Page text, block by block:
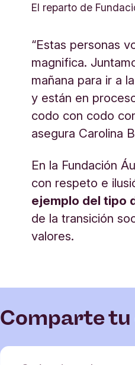
El reparto de
“Estas personas
magnifica.
mañana para ir a
y están en
codo con codo
asegura Carolina
En la Fundación
con respeto e
ejemplo del tipo
de la transición
valores.
Comparte tu